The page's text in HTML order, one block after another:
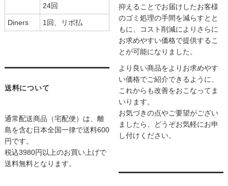
24回
Diners 1回、リボ払
送料について
通常配送商品（宅配便）は、離
島を含む日本全国一律で送料600
円です。
税込3980円以上のお買い上げで
送料無料となります。
抑えることでお届けしたお客様
のゴミ処理の手間を減らすとと
もに、コスト削減によりさらに
お求めやすい価格で提供するこ
とが可能になりました。
より良い商品をよりお求めやす
い価格でご紹介できるように、
これからも改善をおこなってま
いります。
お気づきの点やご要望がござい
ましたら、どうぞお気軽にお申
し付けください。